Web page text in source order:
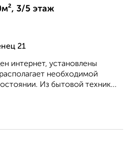
3/5 этаж
21
интернет, установлены
необходимой
Из бытовой техник...